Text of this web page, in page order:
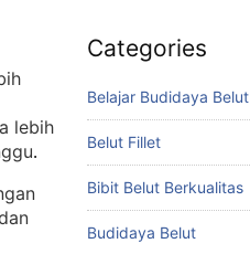
lebih
.
Categories
Belajar Budidaya Belut
Belut Fillet
Bibit Belut Berkualitas
Budidaya Belut